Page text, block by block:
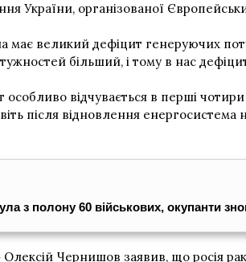
України, організованої
має великий дефіцит генеруючих
більший, і тому в нас
відчувається в перші
після відновлення
з полону 60 військових, окупанти
Олексій Чернишов заявив, що росія